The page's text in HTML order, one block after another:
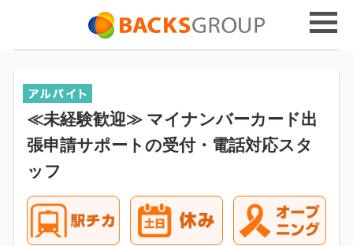
≪未経験歓迎≫ マイナンバーカード出
張申請サポートの受付・電話対応スタ
ッフ